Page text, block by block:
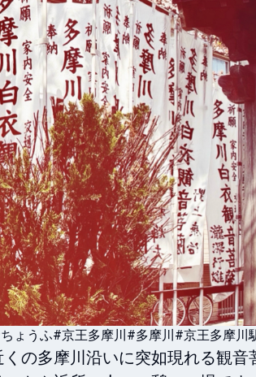
ょうふ#京王多摩川 #多摩川 #京王多摩川
の多摩川沿いに突如現れる観音